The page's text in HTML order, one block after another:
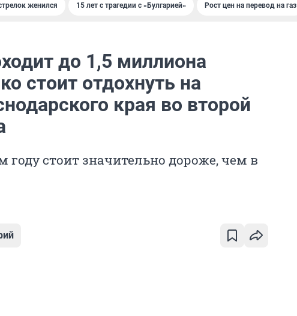
женился 15 лет с трагедии с «Булгарией» Рост цен на перевод на газ
до 1,5 миллиона
стоит отдохнуть на
края во второй
году стоит значительно дороже, чем в